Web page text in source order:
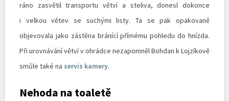
ráno zasvětil transportu větví a steliva, donesl dokonce
i velkou větev se suchými listy. Ta se pak opakovaně
objevovala jako zástěna bránící přímému pohledu do hnízda.
Při urovnávání větví v ohrádce nezapomněl Bohdan k Lojzíkově
smůle také na servis kamery.
Nehoda na toaletě